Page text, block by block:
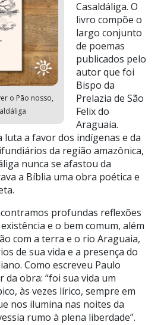
o Pão nosso,
Casaldáliga. O
livro compõe o
largo conjunto
de poemas
publicados pelo
autor que foi
Bispo da
Prelazia de São
Felix do
Araguaia.
luta a favor dos indígenas e da
da região amazônica,
nunca se afastou da
a Bíblia uma obra poética e
profundas reflexões
e o bem comum, além
com a terra e o rio Araguaia,
de sua vida e a presença do
Como escreveu Paulo
da obra: “foi sua vida um
às vezes lírico, sempre em
nos ilumina nas noites da
rumo à plena liberdade”.